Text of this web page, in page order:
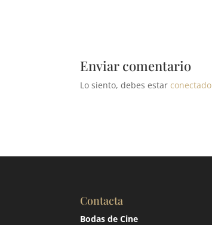
Enviar comentario
Lo siento, debes estar conectado
Contacta
Bodas de Cine